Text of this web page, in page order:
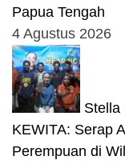
Papua Tengah
4 Agustus 2026
Stella
KEWITA: Serap
Perempuan di